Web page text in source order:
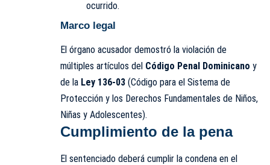
ocurrido.
Marco legal
El órgano acusador demostró la violación de
múltiples artículos del Código Penal Dominicano y
de la Ley 136-03 (Código para el Sistema de
Protección y los Derechos Fundamentales de Niños,
Niñas y Adolescentes).
Cumplimiento de la pena
El sentenciado deberá cumplir la condena en el